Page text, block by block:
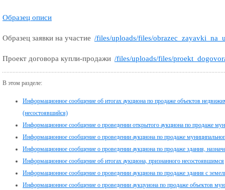
Образец описи
Образец заявки на участие /files/uploads/files/
Проект договора купли-продажи /files/uploads/files/
В этом разделе:
Информационное сообщение об итогах аукциона по продаже объектов
(несостоявшийся)
Информационное сообщение о проведении открытого аукциона по продаже
Информационное сообщение о проведении аукциона по продаже
Информационное сообщение о проведении аукциона по продаже здания,
Информационное сообщение об итогах аукциона, признанного несостоявшимся
Информационное сообщение о проведении аукциона по продаже здания с
Информационное сообщение о проведении аукцуиона по продаже объектов